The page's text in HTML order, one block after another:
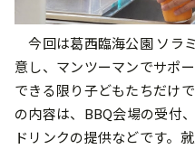
今回は葛西臨海公園 ソラ
意し、マンツーマンでサポ
できる限り子どもたちだけ
の内容は、BBQ会場の受付
ドリンクの提供などです。